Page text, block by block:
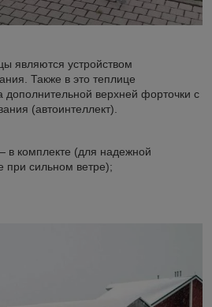
являются устройством
Также в это теплице
дополнительной верхней форточки с
(автоинтеллект).
в комплекте (для надежной
при сильном ветре);